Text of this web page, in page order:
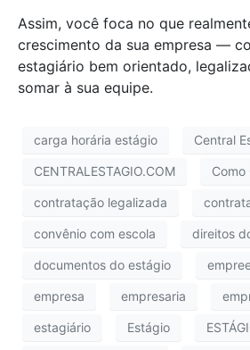
Assim, você foca no que
crescimento da sua empresa —
estagiário bem orientado,
somar à sua equipe.
carga horária estágio Central
CENTRALESTAGIO.COM Como
contratação legalizada
convênio com escola direitos
documentos do estágio
empresa empresaria
estagiário Estágio